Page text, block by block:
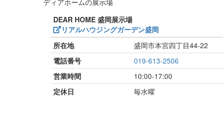
ディアホームの展示場
DEAR HOME 盛岡展示場
リアルハウジングガーデン盛岡
所在地
盛岡市本宮四丁目44-22
電話番号
019-613-2506
営業時間
10:00-17:00
定休日
毎水曜